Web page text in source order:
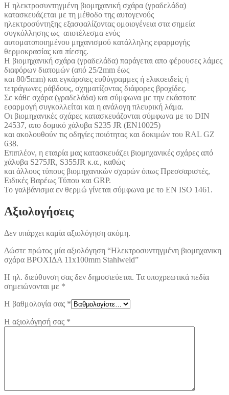
Η ηλεκτροσυντηγμένη βιομηχανική σχάρα (γραδελάδα)
κατασκευάζεται με τη μέθοδο της αυτογενούς
ηλεκτροσύντηξης εξασφαλίζοντας ομοιογένεια στα σημεία
συγκόλλησης ως αποτέλεσμα ενός
αυτοματοποιημένου μηχανισμού κατάλληλης εφαρμογής
θερμοκρασίας και πίεσης.
Η βιομηχανική σχάρα (γραδελάδα) παράγεται απο φέρουσες λάμες
διαφόρων διατομών (από 25/2mm έως
και 80/5mm) και εγκάρσιες ευθύγραμμες ή ελικοειδείς ή
τετράγωνες ράβδους, σχηματίζοντας διάφορες βροχίδες.
Σε κάθε σχάρα (γραδελάδα) και σύμφωνα με την εκάστοτε
εφαρμογή συγκολλείται και η ανάλογη πλευρική λάμα.
Οι βιομηχανικές σχάρες κατασκευάζονται σύμφωνα με το DIN
24537, απο δομικό χάλυβα S235 JR (EN10025)
και ακολουθούν τις οδηγίες ποιότητας και δοκιμών του RAL GZ
638.
Επιπλέον, η εταιρία μας κατασκευάζει βιομηχανικές σχάρες από
χάλυβα S275JR, S355JR κ.α., καθώς
και άλλους τύπους βιομηχανικών σχαρών όπως Πρεσσαριστές,
Ειδικές Βαρέως Τύπου και GRP.
Το γαλβάνισμα εν θερμώ γίνεται σύμφωνα με το EN ISO 1461.
Αξιολογήσεις
Δεν υπάρχει καμία αξιολόγηση ακόμη.
Δώστε πρώτος μία αξιολόγηση “Ηλεκτροσυντηγμένη βιομηχανικη
σχάρα ΒΡΟΧΙΔΑ 11x100mm Stahlweld”
Η ηλ. διεύθυνση σας δεν δημοσιεύεται. Τα υποχρεωτικά πεδία
σημειώνονται με *
Η βαθμολογία σας *
Η αξιολόγησή σας *